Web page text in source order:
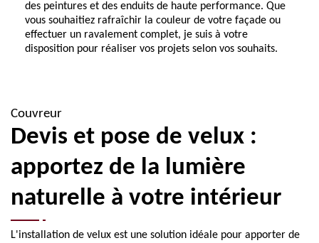
des peintures et des enduits de haute performance. Que
vous souhaitiez rafraîchir la couleur de votre façade ou
effectuer un ravalement complet, je suis à votre
disposition pour réaliser vos projets selon vos souhaits.
Couvreur
Devis et pose de velux :
apportez de la lumière
naturelle à votre intérieur
L'installation de velux est une solution idéale pour apporter de